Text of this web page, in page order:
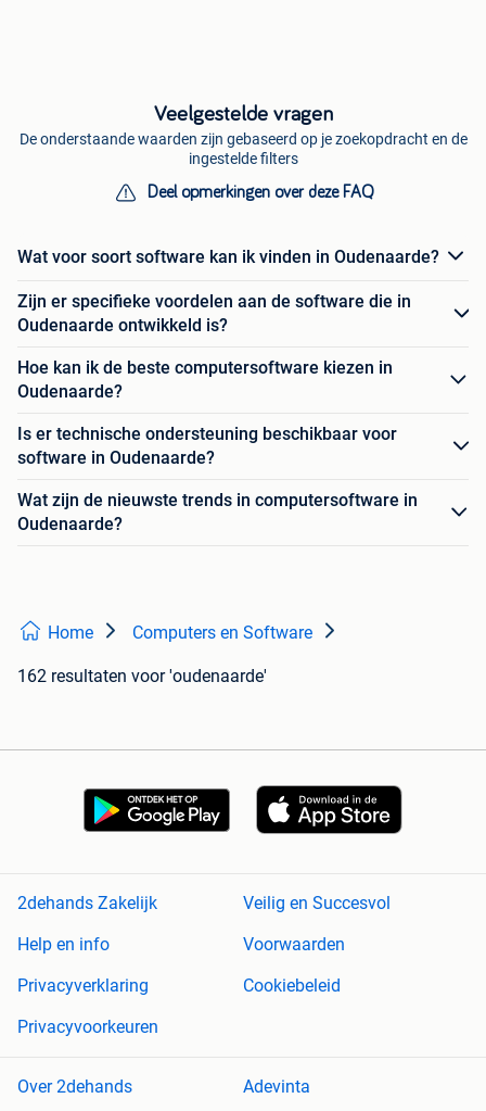
Veelgestelde vragen
De onderstaande waarden zijn gebaseerd op je zoekopdracht en de
ingestelde filters
Deel opmerkingen over deze FAQ
Wat voor soort software kan ik vinden in Oudenaarde?
Zijn er specifieke voordelen aan de software die in
Oudenaarde ontwikkeld is?
Hoe kan ik de beste computersoftware kiezen in
Oudenaarde?
Is er technische ondersteuning beschikbaar voor
software in Oudenaarde?
Wat zijn de nieuwste trends in computersoftware in
Oudenaarde?
Home Computers en Software
162 resultaten voor 'oudenaarde'
2dehands Zakelijk
Veilig en Succesvol
Help en info
Voorwaarden
Privacyverklaring
Cookiebeleid
Privacyvoorkeuren
Over 2dehands Adevinta